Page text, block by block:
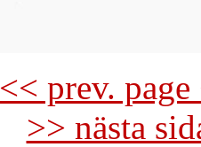
<< prev.
>> nästa